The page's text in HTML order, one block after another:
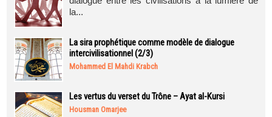
la...
La sira prophétique comme modèle de dialogue
intercivilisationnel (2/3)
Mohammed El Mahdi Krabch
Les vertus du verset du Trône – Ayat al-Kursi
Housman Omarjee